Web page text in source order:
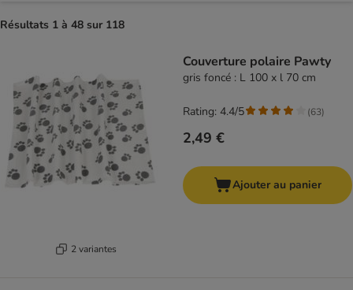
Résultats 1 à 48 sur 118
2 variantes
Couverture polaire Pawty
gris foncé : L 100 x l 70 cm
2,49 €
Rating: 4.4/5 (63)
Ajouter au panier